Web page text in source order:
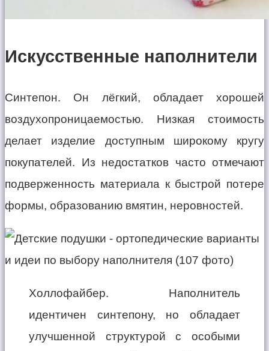
Искусственные наполнители
Синтепон. Он лёгкий, обладает хорошей
воздухопроницаемостью. Низкая стоимость
делает изделие доступным широкому кругу
покупателей. Из недостатков часто отмечают
подверженность материала к быстрой потере
формы, образованию вмятин, неровностей.
Холлофайбер. Наполнитель
идентичен синтепону, но обладает
улучшенной структурой с особыми